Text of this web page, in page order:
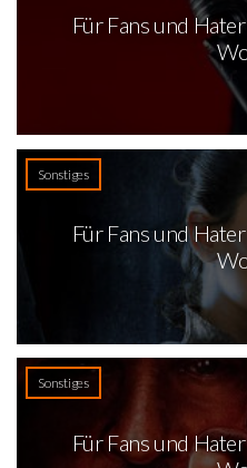
Für Fans und
Sonstiges
Für Fans und
Sonstiges
Für Fans und